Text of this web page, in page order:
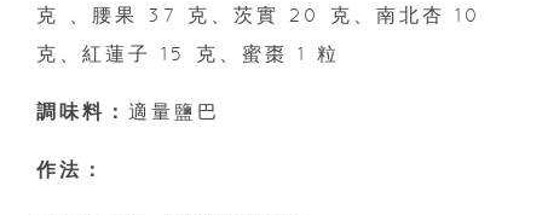
克 、腰果 37 克、茨實 20 克、南北杏 10
克、紅蓮子 15 克、蜜棗 1 粒
調味料： 適量鹽巴
作法：